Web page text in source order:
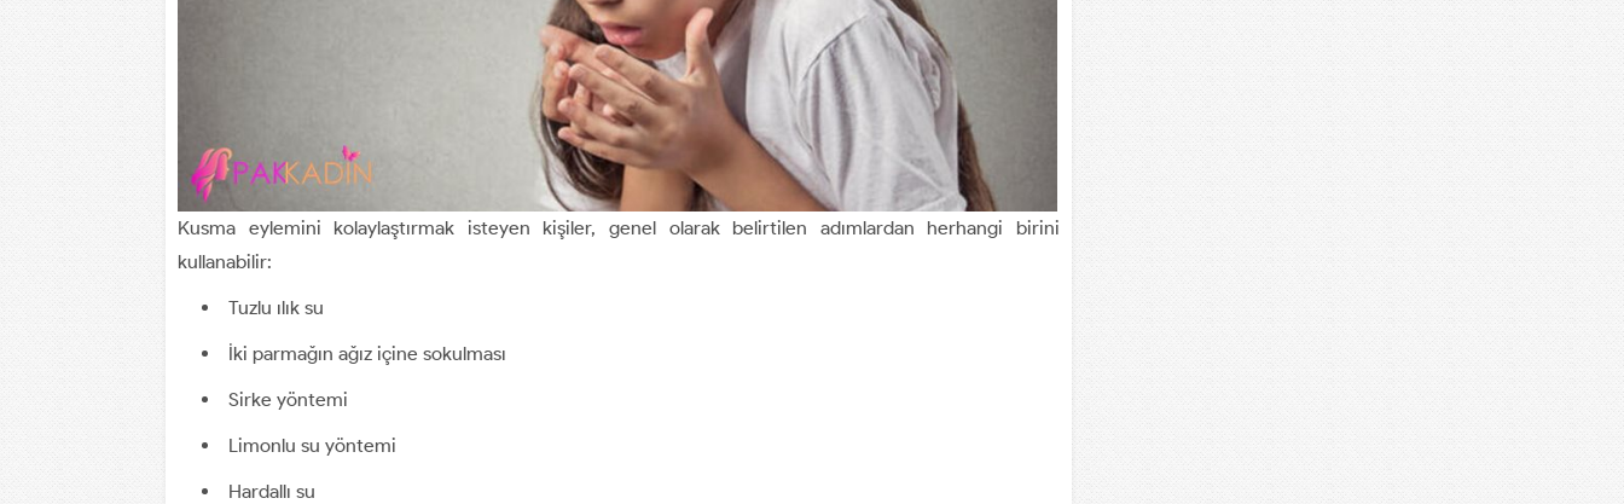
Kusma eylemini kolaylaştırmak isteyen kişiler, genel olarak belirtilen adımlardan herhangi birini
kullanabilir:
Tuzlu ılık su
İki parmağın ağız içine sokulması
Sirke yöntemi
Limonlu su yöntemi
Hardallı su